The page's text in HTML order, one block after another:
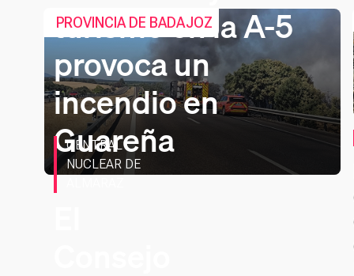
PROVINCIA DE BADAJOZ
turismo en la A-5
provoca un
incendio en
Guareña
CENTRAL
NUCLEAR DE